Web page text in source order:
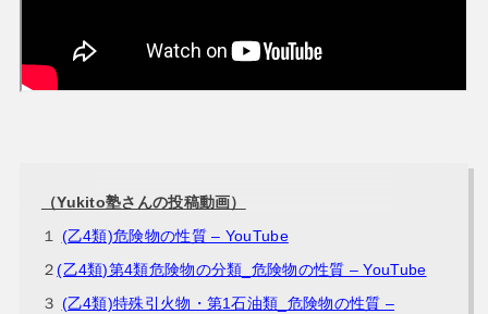
（Yukito塾さんの投稿動画）
１ (乙4類)危険物の性質 – YouTube
２(乙4類)第4類危険物の分類_危険物の性質 – YouTube
３ (乙4類)特殊引火物・第1石油類_危険物の性質 –